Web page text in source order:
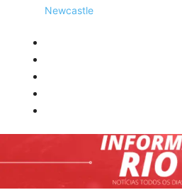
Newcastle